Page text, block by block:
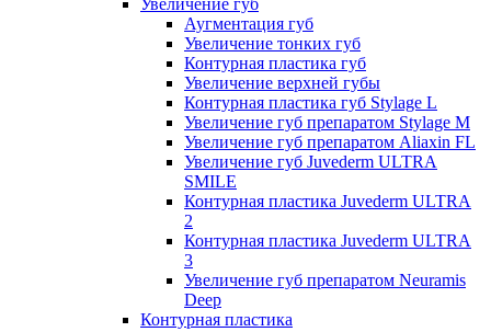
Увеличение губ
Аугментация губ
Увеличение тонких губ
Контурная пластика губ
Увеличение верхней губы
Контурная пластика губ Stylage L
Увеличение губ препаратом Stylage M
Увеличение губ препаратом Aliaxin FL
Увеличение губ Juvederm ULTRA
SMILE
Контурная пластика Juvederm ULTRA
2
Контурная пластика Juvederm ULTRA
3
Увеличение губ препаратом Neuramis
Deep
Контурная пластика